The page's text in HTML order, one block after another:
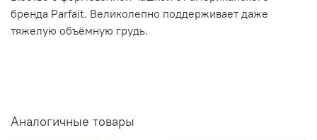
бренда Parfait. Великолепно поддерживает даже
тяжелую объёмную грудь.
Аналогичные товары